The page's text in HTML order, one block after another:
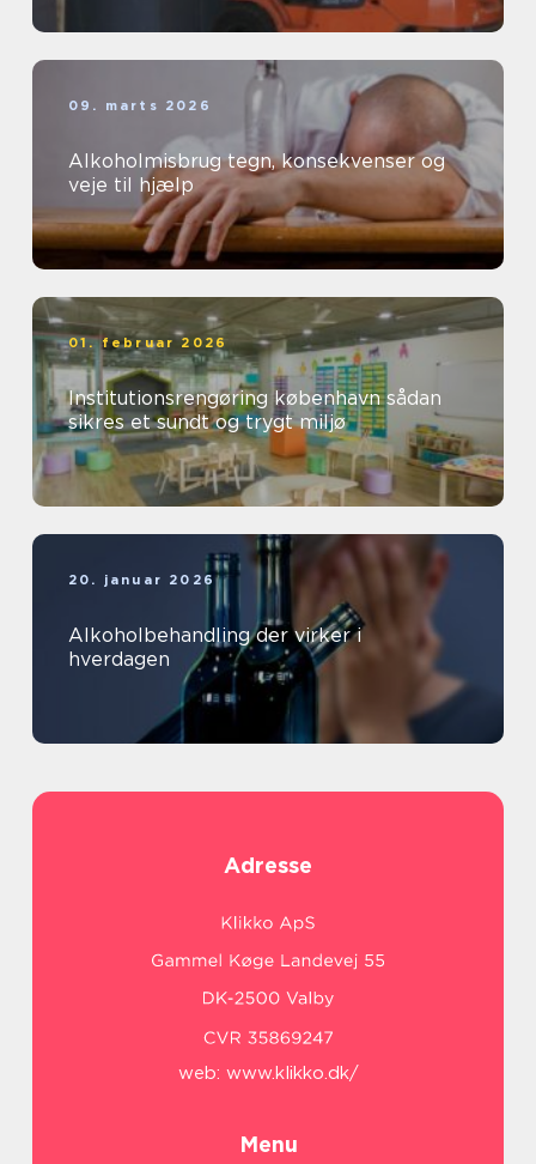
09. marts 2026
Alkoholmisbrug tegn, konsekvenser og
veje til hjælp
01. februar 2026
Institutionsrengøring københavn sådan
sikres et sundt og trygt miljø
20. januar 2026
Alkoholbehandling der virker i
hverdagen
Adresse
web: www.klikko.dk/
Menu